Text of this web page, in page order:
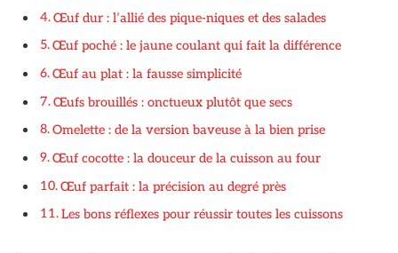
Œuf dur : l’allié des pique-niques et des salades
Œuf poché : le jaune coulant qui fait la différence
Œuf au plat : la fausse simplicité
Œufs brouillés : onctueux plutôt que secs
Omelette : de la version baveuse à la bien prise
Œuf cocotte : la douceur de la cuisson au four
Œuf parfait : la précision au degré près
Les bons réflexes pour réussir toutes les cuissons